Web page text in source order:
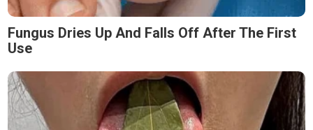
Fungus Dries Up And Falls Off After The First
Use